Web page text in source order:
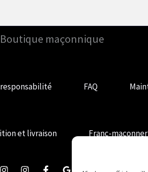
maçonnique
FAQ
et livraison Franc-